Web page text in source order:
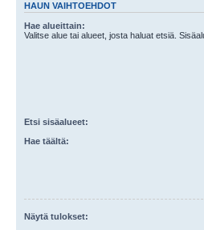
HAUN VAIHTOEHDOT
Hae alueittain:
Valitse alue tai alueet, josta haluat etsiä.
Etsi sisäalueet:
Hae täältä:
Näytä tulokset: